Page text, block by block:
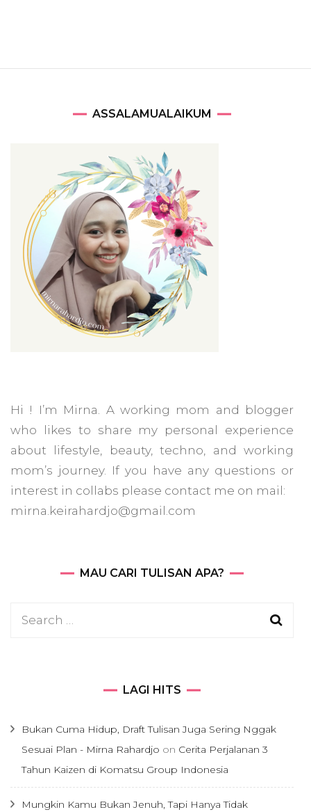
ASSALAMUALAIKUM
Hi ! I’m Mirna. A working mom and blogger
who likes to share my personal experience
about lifestyle, beauty, techno, and working
mom’s journey. If you have any questions or
interest in collabs please contact me on mail:
mirna.keirahardjo@gmail.com
MAU CARI TULISAN APA?
Search
LAGI HITS
Bukan Cuma Hidup, Draft Tulisan Juga Sering Nggak
Sesuai Plan - Mirna Rahardjo on Cerita Perjalanan 3
Tahun Kaizen di Komatsu Group Indonesia
Mungkin Kamu Bukan Jenuh, Tapi Hanya Tidak